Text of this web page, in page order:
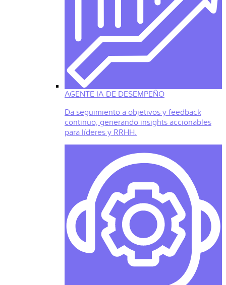
AGENTE IA DE DESEMPEÑO
Da seguimiento a objetivos y feedback
continuo, generando insights accionables
para líderes y RRHH.